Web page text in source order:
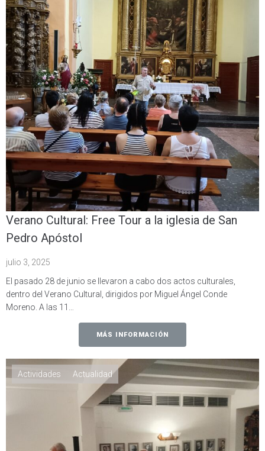
Verano Cultural: Free Tour a la iglesia de San
Pedro Apóstol
julio 3, 2025
El pasado 28 de junio se llevaron a cabo dos actos culturales,
dentro del Verano Cultural, dirigidos por Miguel Ángel Conde
Moreno. A las 11…
MÁS INFORMACIÓN
Actividades Actualidad